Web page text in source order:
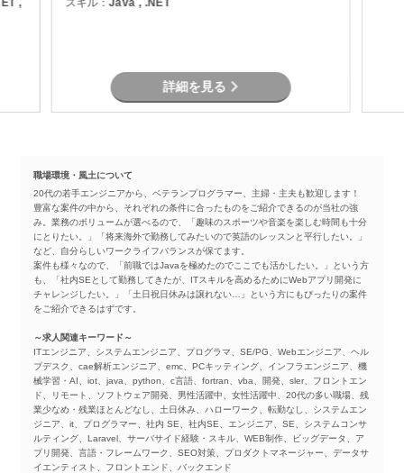
,
す。
スキル：Java , .NET
詳細を見る
職場環境・風土について
20代の若手エンジニアから、ベテランプログラマー、主婦・主夫も歓迎します！
豊富な案件の中から、それぞれの条件に合ったものをご紹介できるのが当社の強
み。業務のボリュームが選べるので、「趣味のスポーツや音楽を楽しむ時間も十分
にとりたい。」「将来海外で勤務してみたいので英語のレッスンと平行したい。」
など、自分らしいワークライフバランスが保てます。
案件も様々なので、「前職ではJavaを極めたのでここでも活かしたい。」という方
も、「社内SEとして勤務してきたが、ITスキルを高めるためにWebアプリ開発に
チャレンジしたい。」「土日祝日休みは譲れない…」という方にもぴったりの案件
をご紹介できるはずです。
～求人関連キーワード～
ITエンジニア、システムエンジニア、プログラマ、SE/PG、Webエンジニア、ヘル
プデスク、cae解析エンジニア、emc、PCキッティング、インフラエンジニア、機
械学習・AI、iot、java、python、c言語、fortran、vba、開発、sler、フロントエン
ド、リモート、ソフトウェア開発、男性活躍中、女性活躍中、20代の多い職場、残
業少なめ・残業ほとんどなし、土日休み、ハローワーク、転勤なし、システムエン
ジニア、it、プログラマー、社内 SE、社内SE、エンジニア、SE、システムコンサ
ルティング、Laravel、サーバサイド経験・スキル、WEB制作、ビッグデータ、ア
プリ開発、言語・フレームワーク、SEO対策、プロダクトマネージャー、データサ
イエンティスト、フロントエンド、バックエンド